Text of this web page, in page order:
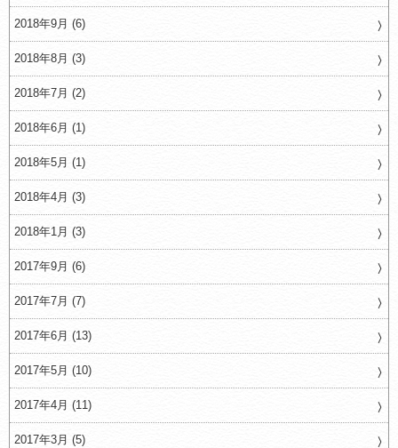
2018年9月 (6)
2018年8月 (3)
2018年7月 (2)
2018年6月 (1)
2018年5月 (1)
2018年4月 (3)
2018年1月 (3)
2017年9月 (6)
2017年7月 (7)
2017年6月 (13)
2017年5月 (10)
2017年4月 (11)
2017年3月 (5)